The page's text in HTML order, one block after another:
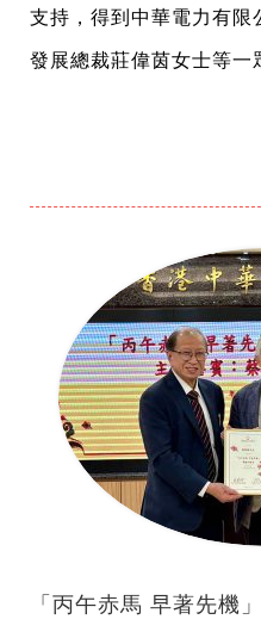
支持，得到中華電力有
發展總裁莊偉茵女士等一
「丙午赤馬 早著先機